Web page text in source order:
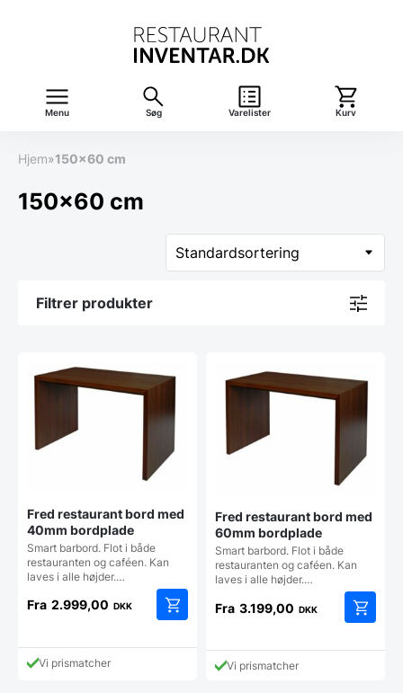
Menu Søg Varelister Kurv
Hjem»150x60 cm
150x60 cm
Filtrer produkter
Fred restaurant bord med
40mm bordplade
Smart barbord. Flot i både
restauranten og caféen. Kan
laves i alle højder.…
Fra 2.999,00 DKK
vare
Vi prismatcher
Fred restaurant bord med
60mm bordplade
Smart barbord. Flot i både
restauranten og caféen. Kan
laves i alle højder.…
Fra 3.199,00 DKK
vare
Vi prismatcher